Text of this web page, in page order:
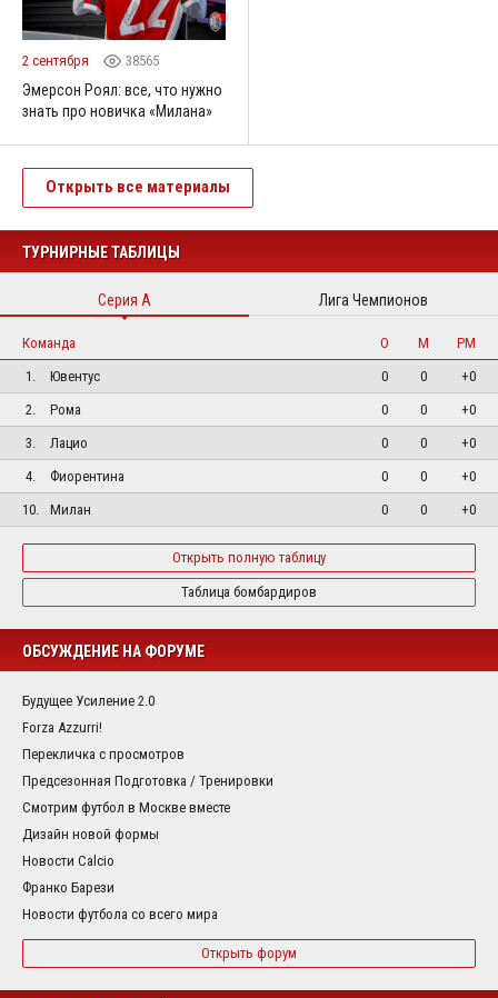
2 сентября 38565
Эмерсон Роял: все, что нужно
знать про новичка «Милана»
Открыть все материалы
ТУРНИРНЫЕ ТАБЛИЦЫ
Серия А Лига Чемпионов
Команда О М
РМ
1.
Ювентус 0 0
+0
2.
Рома 0 0
+0
3.
Лацио 0 0
+0
4.
Фиорентина 0 0
+0
10.
Милан 0 0 +0
Открыть полную таблицу
Таблица бомбардиров
ОБСУЖДЕНИЕ НА ФОРУМЕ
Будущее Усиление 2.0
Forza Azzurri!
Перекличка с просмотров
Предсезонная Подготовка / Тренировки
Смотрим футбол в Москве вместе
Дизайн новой формы
Новости Calcio
Франко Барези
Новости футбола со всего мира
Открыть форум